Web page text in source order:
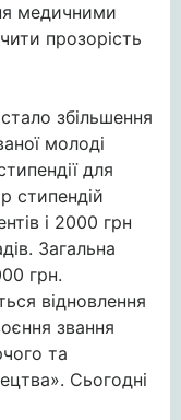
медичними
прозорість
збільшення
молоді
для
стипендій
і 2000 грн
Загальна
грн.
відновлення
звання
та
Сьогодні